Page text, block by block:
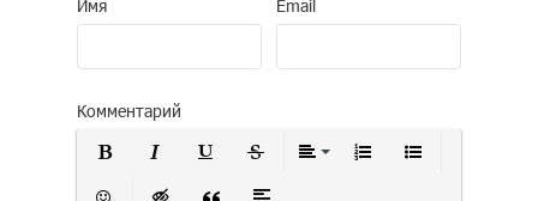
Имя Email
Комментарий
Полужирный